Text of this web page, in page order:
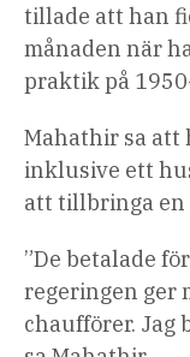
tillade att han
månaden när
praktik på
Mahathir sa att
inklusive ett
att tillbringa
”De betalade
regeringen ger
chaufförer. Jag